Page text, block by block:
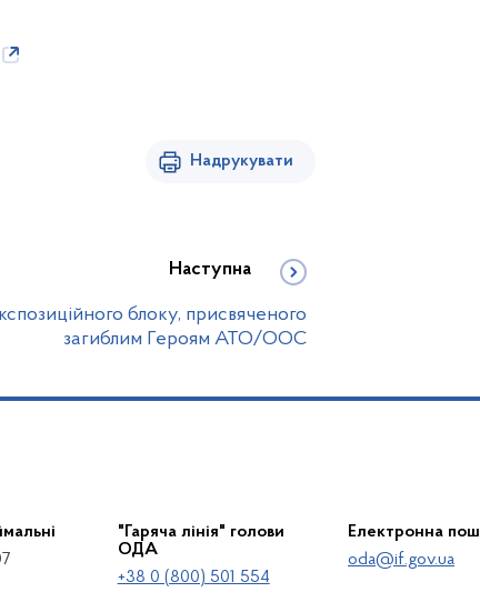
Надрукувати
Наступна
блоку, присвяченого
загиблим Героям АТО/ООС
"Гаряча лінія" голови
ОДА
+38 0 (800) 501 554
Електронна
oda@if.gov.ua